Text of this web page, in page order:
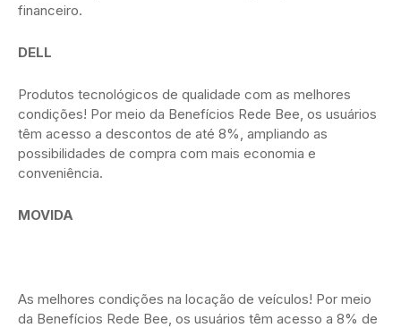
financeiro.
DELL
Produtos tecnológicos de qualidade com as melhores
condições! Por meio da Benefícios Rede Bee, os usuários
têm acesso a descontos de até 8%, ampliando as
possibilidades de compra com mais economia e
conveniência.
MOVIDA
As melhores condições na locação de veículos! Por meio
da Benefícios Rede Bee, os usuários têm acesso a 8% de